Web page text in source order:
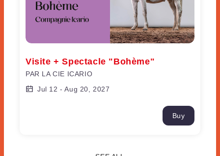
Visite + Spectacle "Bohème"
PAR LA CIE ICARIO
Jul 12 -Aug 20, 2027
Buy